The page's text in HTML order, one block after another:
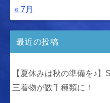
« 7月
最近の投稿
【夏休みは秋の準備を♪
三着物が数千種類に！